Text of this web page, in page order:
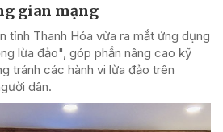
gian mạng
tỉnh Thanh Hóa vừa ra mắt ứng dụng
lừa đảo", góp phần nâng cao kỹ
tránh các hành vi lừa đảo trên
dân.